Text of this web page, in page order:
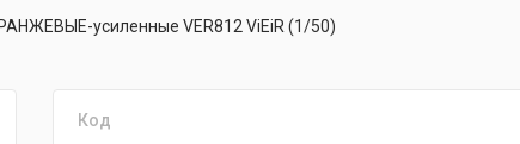
усиленные VER812 ViEiR (1/50)
Код